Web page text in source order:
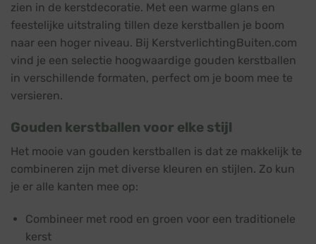
zien in de kerstdecoratie. Met een warme glans en
feestelijke uitstraling tillen deze kerstballen je boom
naar een hoger niveau. Bij KerstverlichtingBuiten.com
vind je een selectie hoogwaardige gouden kerstballen
in verschillende formaten, perfect om je boom mee te
versieren.
Gouden kerstballen voor elke stijl
Het mooie van gouden kerstballen is dat ze makkelijk te
combineren zijn met diverse kleuren en stijlen. Zo kun
je er alle kanten mee op:
Combineer met rood en groen voor een traditionele
kerst